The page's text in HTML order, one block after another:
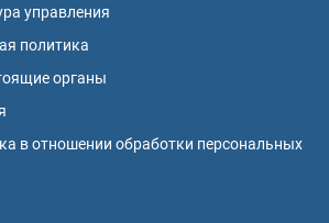
управления
политика
органы
в отношении обработки персональных